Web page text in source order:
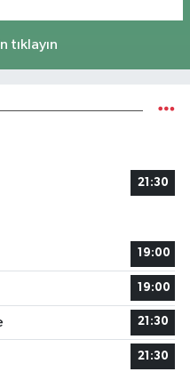
tıklayın
21:30
19:00
19:00
21:30
21:30